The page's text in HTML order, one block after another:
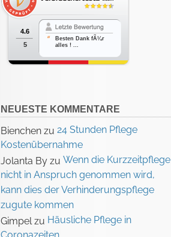
4.6
5
Besten Dank fÃ¼r
alles ! ...
NEUESTE KOMMENTARE
Bienchen zu 24 Stunden Pflege
Kostenübernahme
Jolanta By zu Wenn die Kurzzeitpflege
nicht in Anspruch genommen wird,
kann dies der Verhinderungspflege
zugute kommen
Gimpelzu Häusliche Pflege in